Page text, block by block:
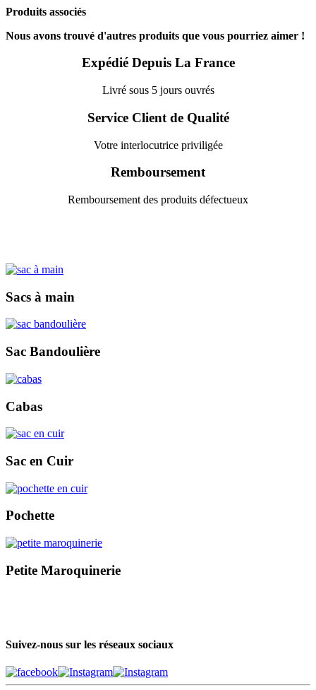
Produits associés
Nous avons trouvé d'autres produits que vous pourriez aimer !
Expédié Depuis La France
Livré sous 5 jours ouvrés
Service Client de Qualité
Votre interlocutrice priviligée
Remboursement
Remboursement des produits défectueux
Sacs à main
Sac Bandoulière
Cabas
Sac en Cuir
Pochette
Petite Maroquinerie
Suivez-nous sur les réseaux sociaux